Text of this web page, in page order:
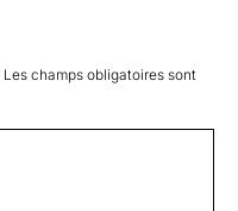
Les champs obligatoires sont